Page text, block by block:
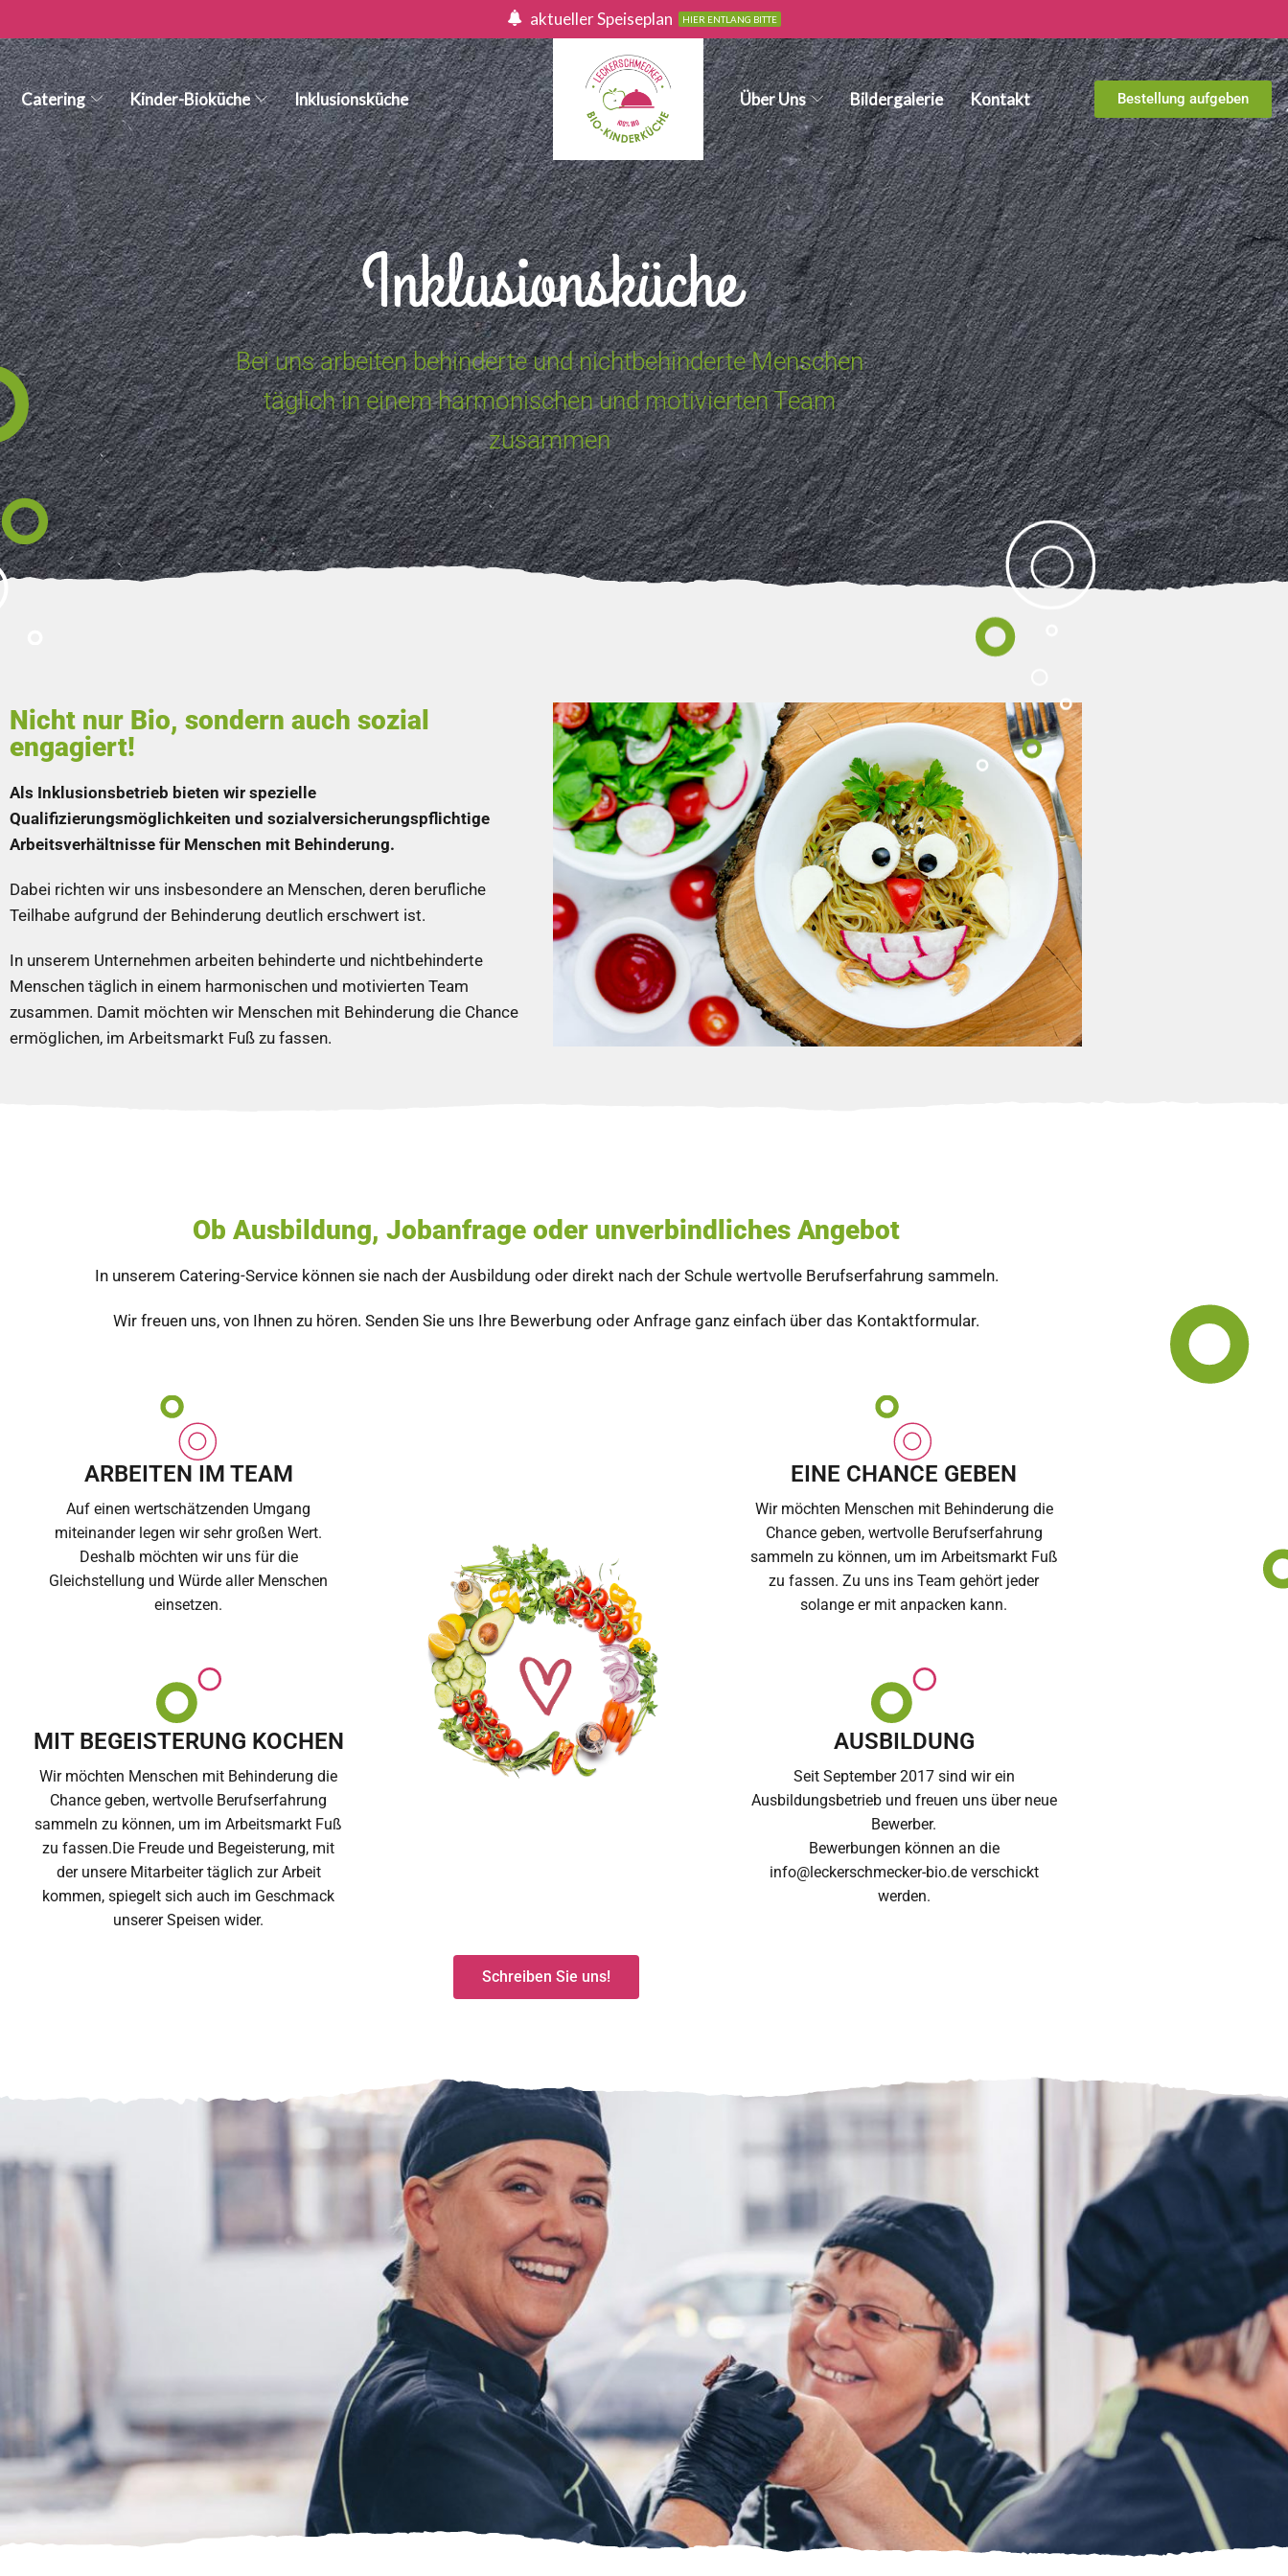
aktueller Speiseplan HIER ENTLANG BITTE
Catering Kinder-Bioküche Inklusionsküche Über Uns Bildergalerie Kontakt Bestellung aufgeben
Inklusionsküche
Bei uns arbeiten behinderte und nichtbehinderte Menschen
täglich in einem harmonischen und motivierten Team
zusammen
Nicht nur Bio, sondern auch sozial
engagiert!
Als Inklusionsbetrieb bieten wir spezielle
Qualifizierungsmöglichkeiten und sozialversicherungspflichtige
Arbeitsverhältnisse für Menschen mit Behinderung.
Dabei richten wir uns insbesondere an Menschen, deren berufliche
Teilhabe aufgrund der Behinderung deutlich erschwert ist.
In unserem Unternehmen arbeiten behinderte und nichtbehinderte
Menschen täglich in einem harmonischen und motivierten Team
zusammen. Damit möchten wir Menschen mit Behinderung die Chance
ermöglichen, im Arbeitsmarkt Fuß zu fassen.
Ob Ausbildung, Jobanfrage oder unverbindliches Angebot
In unserem Catering-Service können sie nach der Ausbildung oder direkt nach der Schule wertvolle Berufserfahrung sammeln.
Wir freuen uns, von Ihnen zu hören. Senden Sie uns Ihre Bewerbung oder Anfrage ganz einfach über das Kontaktformular.
ARBEITEN IM TEAM
Auf einen wertschätzenden Umgang
miteinander legen wir sehr großen Wert.
Deshalb möchten wir uns für die
Gleichstellung und Würde aller Menschen
einsetzen.
MIT BEGEISTERUNG KOCHEN
Wir möchten Menschen mit Behinderung die
Chance geben, wertvolle Berufserfahrung
sammeln zu können, um im Arbeitsmarkt Fuß
zu fassen.Die Freude und Begeisterung, mit
der unsere Mitarbeiter täglich zur Arbeit
kommen, spiegelt sich auch im Geschmack
unserer Speisen wider.
EINE CHANCE GEBEN
Wir möchten Menschen mit Behinderung die
Chance geben, wertvolle Berufserfahrung
sammeln zu können, um im Arbeitsmarkt Fuß
zu fassen. Zu uns ins Team gehört jeder
solange er mit anpacken kann.
AUSBILDUNG
Seit September 2017 sind wir ein
Ausbildungsbetrieb und freuen uns über neue
Bewerber.
Bewerbungen können an die
info@leckerschmecker-bio.de verschickt
werden.
Schreiben Sie uns!